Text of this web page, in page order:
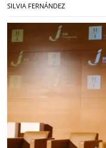
SILVIA FERNÁNDEZ